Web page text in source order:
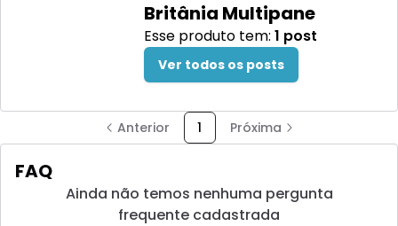
Britânia Multipane
Esse produto tem: 1 post
Ver todos os posts
Anterior 1 Próxima
FAQ
Ainda não temos nenhuma pergunta
frequente cadastrada